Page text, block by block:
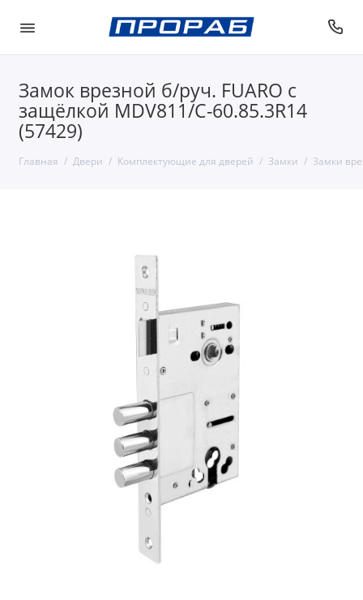
Замок врезной б/руч. FUARO c
защёлкой MDV811/C-60.85.3R14
(57429)
Главная Двери Комплектующие для дверей Замки Замки